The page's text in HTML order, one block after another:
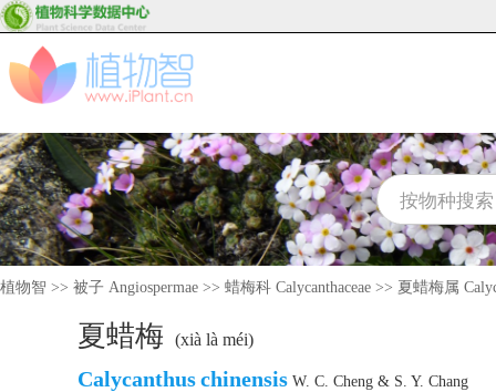
植物智 >> 被子 Angiospermae >> 蜡梅科 Calycanthaceae >> 夏蜡梅属
夏蜡梅 (xià là méi)
Calycanthuschinensis W. C. Cheng & S. Y. Chang